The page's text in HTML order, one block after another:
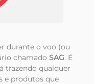
durante o voo (ou
chamado SAG. É
trazendo qualquer
e produtos que